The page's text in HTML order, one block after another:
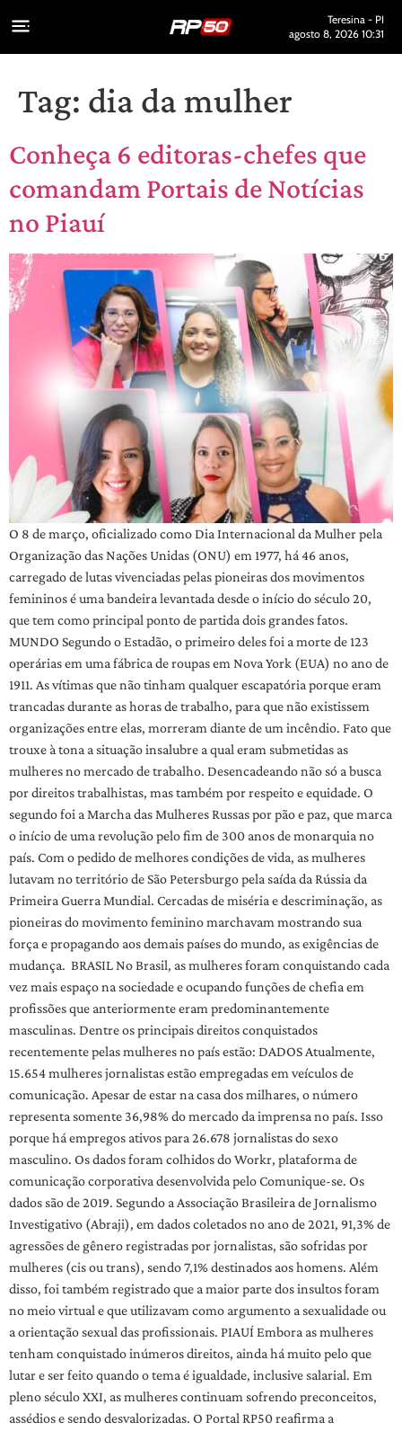
Teresina - PI
agosto 8, 2026 10:31
Tag: dia da mulher
Conheça 6 editoras-chefes que
comandam Portais de Notícias
no Piauí
O 8 de março, oficializado como Dia Internacional da Mulher pela
Organização das Nações Unidas (ONU) em 1977, há 46 anos,
carregado de lutas vivenciadas pelas pioneiras dos movimentos
femininos é uma bandeira levantada desde o início do século 20,
que tem como principal ponto de partida dois grandes fatos.
MUNDO Segundo o Estadão, o primeiro deles foi a morte de 123
operárias em uma fábrica de roupas em Nova York (EUA) no ano de
1911. As vítimas que não tinham qualquer escapatória porque eram
trancadas durante as horas de trabalho, para que não existissem
organizações entre elas, morreram diante de um incêndio. Fato que
trouxe à tona a situação insalubre a qual eram submetidas as
mulheres no mercado de trabalho. Desencadeando não só a busca
por direitos trabalhistas, mas também por respeito e equidade. O
segundo foi a Marcha das Mulheres Russas por pão e paz, que marca
o início de uma revolução pelo fim de 300 anos de monarquia no
país. Com o pedido de melhores condições de vida, as mulheres
lutavam no território de São Petersburgo pela saída da Rússia da
Primeira Guerra Mundial. Cercadas de miséria e descriminação, as
pioneiras do movimento feminino marchavam mostrando sua
força e propagando aos demais países do mundo, as exigências de
mudança. BRASIL No Brasil, as mulheres foram conquistando cada
vez mais espaço na sociedade e ocupando funções de chefia em
profissões que anteriormente eram predominantemente
masculinas. Dentre os principais direitos conquistados
recentemente pelas mulheres no país estão: DADOS Atualmente,
15.654 mulheres jornalistas estão empregadas em veículos de
comunicação. Apesar de estar na casa dos milhares, o número
representa somente 36,98% do mercado da imprensa no país. Isso
porque há empregos ativos para 26.678 jornalistas do sexo
masculino. Os dados foram colhidos do Workr, plataforma de
comunicação corporativa desenvolvida pelo Comunique-se. Os
dados são de 2019. Segundo a Associação Brasileira de Jornalismo
Investigativo (Abraji), em dados coletados no ano de 2021, 91,3% de
agressões de gênero registradas por jornalistas, são sofridas por
mulheres (cis ou trans), sendo 7,1% destinados aos homens. Além
disso, foi também registrado que a maior parte dos insultos foram
no meio virtual e que utilizavam como argumento a sexualidade ou
a orientação sexual das profissionais. PIAUÍ Embora as mulheres
tenham conquistado inúmeros direitos, ainda há muito pelo que
lutar e ser feito quando o tema é igualdade, inclusive salarial. Em
pleno século XXI, as mulheres continuam sofrendo preconceitos,
assédios e sendo desvalorizadas. O Portal RP50 reafirma a